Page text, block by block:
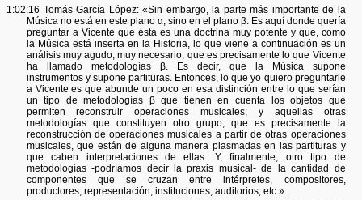
1:02:16 Tomás García López: «Sin embargo, la parte más importante de la
Música no está en este plano α, sino en el plano β. Es aquí donde quería
preguntar a Vicente que ésta es una doctrina muy potente y que, como
la Música está inserta en la Historia, lo que viene a continuación es un
análisis muy agudo, muy necesario, que es precisamente lo que Vicente
ha llamado metodologías β. Es decir, que la Música supone
instrumentos y supone partituras. Entonces, lo que yo quiero preguntarle
a Vicente es que abunde un poco en esa distinción entre lo que serían
un tipo de metodologías β que tienen en cuenta los objetos que
permiten reconstruir operaciones musicales; y aquellas otras
metodologías que constituyen otro grupo, que es precisamente la
reconstrucción de operaciones musicales a partir de otras operaciones
musicales, que están de alguna manera plasmadas en las partituras y
que caben interpretaciones de ellas .Y, finalmente, otro tipo de
metodologías -podríamos decir la praxis musical- de la cantidad de
componentes que se cruzan entre intérpretes, compositores,
productores, representación, instituciones, auditorios, etc.».